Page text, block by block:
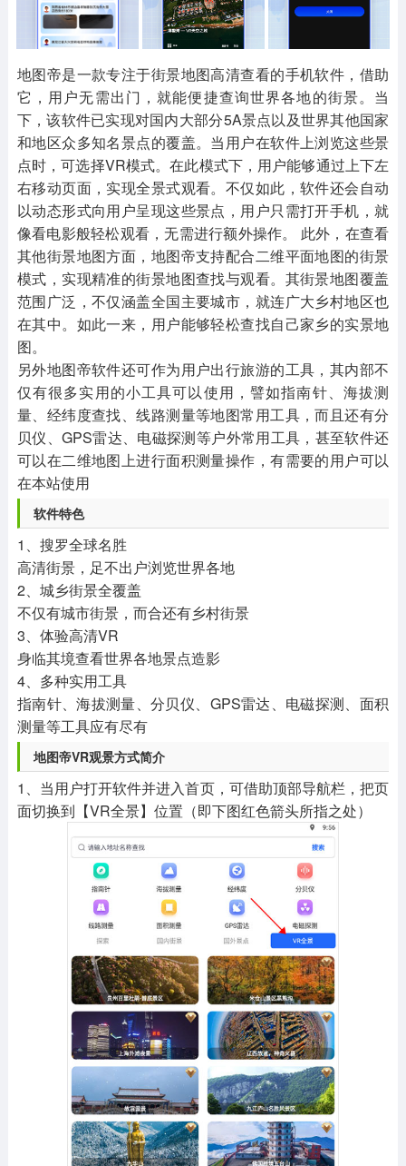
地图帝是一款专注于街景地图高清查看的手机软件，借助
它，用户无需出门，就能便捷查询世界各地的街景。当
下，该软件已实现对国内大部分5A景点以及世界其他国家
和地区众多知名景点的覆盖。当用户在软件上浏览这些景
点时，可选择VR模式。在此模式下，用户能够通过上下左
右移动页面，实现全景式观看。不仅如此，软件还会自动
以动态形式向用户呈现这些景点，用户只需打开手机，就
像看电影般轻松观看，无需进行额外操作。 此外，在查看
其他街景地图方面，地图帝支持配合二维平面地图的街景
模式，实现精准的街景地图查找与观看。其街景地图覆盖
范围广泛，不仅涵盖全国主要城市，就连广大乡村地区也
在其中。如此一来，用户能够轻松查找自己家乡的实景地
图。
另外地图帝软件还可作为用户出行旅游的工具，其内部不
仅有很多实用的小工具可以使用，譬如指南针、海拔测
量、经纬度查找、线路测量等地图常用工具，而且还有分
贝仪、GPS雷达、电磁探测等户外常用工具，甚至软件还
可以在二维地图上进行面积测量操作，有需要的用户可以
在本站使用
软件特色
1、搜罗全球名胜
高清街景，足不出户浏览世界各地
2、城乡街景全覆盖
不仅有城市街景，而合还有乡村街景
3、体验高清VR
身临其境查看世界各地景点造影
4、多种实用工具
指南针、海拔测量、分贝仪、GPS雷达、电磁探测、面积
测量等工具应有尽有
地图帝VR观景方式简介
1、当用户打开软件并进入首页，可借助顶部导航栏，把页
面切换到【VR全景】位置（即下图红色箭头所指之处）